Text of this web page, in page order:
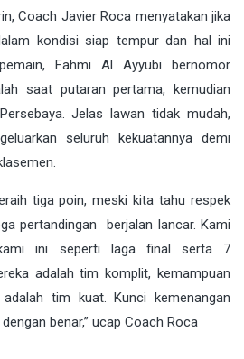
Coach Javier Roca menyatakan jika
kondisi siap tempur dan hal ini
Fahmi Al Ayyubi bernomor
saat putaran pertama, kemudian
Jelas lawan tidak mudah,
seluruh kekuatannya demi
tiga poin, meski kita tahu respek
pertandingan berjalan lancar. Kami
ini seperti laga final serta 7
adalah tim komplit, kemampuan
tim kuat. Kunci kemenangan
benar,” ucap Coach Roca